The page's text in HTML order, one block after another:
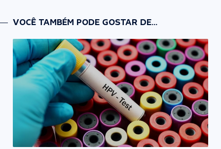
VOCÊ TAMBÉM PODE GOSTAR DE...